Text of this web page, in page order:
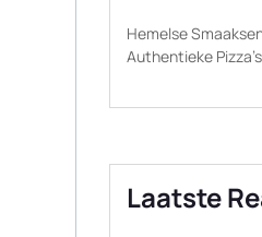
Hemelse
Authentieke
Laatste